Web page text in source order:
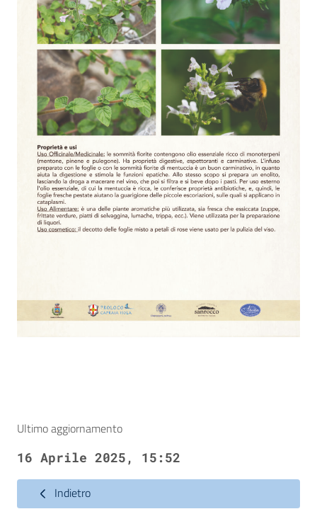
Indietro
Ultimo aggiornamento
16 Aprile 2025, 15:52